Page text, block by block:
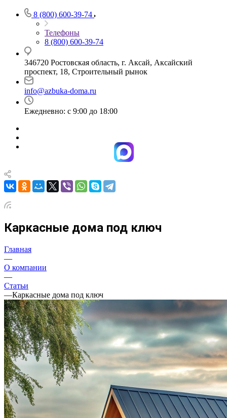
8 (800) 600-39-74
Телефоны
8 (800) 600-39-74
346720 Ростовская область, г. Аксай, Аксайский
проспект, 18, Строительный рынок
info@azbuka-doma.ru
Ежедневно: с 9:00 до 18:00
Каркасные дома под ключ
Главная
—
О компании
—
Статьи
—Каркасные дома под ключ